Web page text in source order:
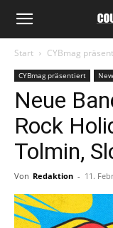
Start CYBmag
CYBmag präsentiert
Neue
Rock
Tolmin,
Von Redaktion - 11.